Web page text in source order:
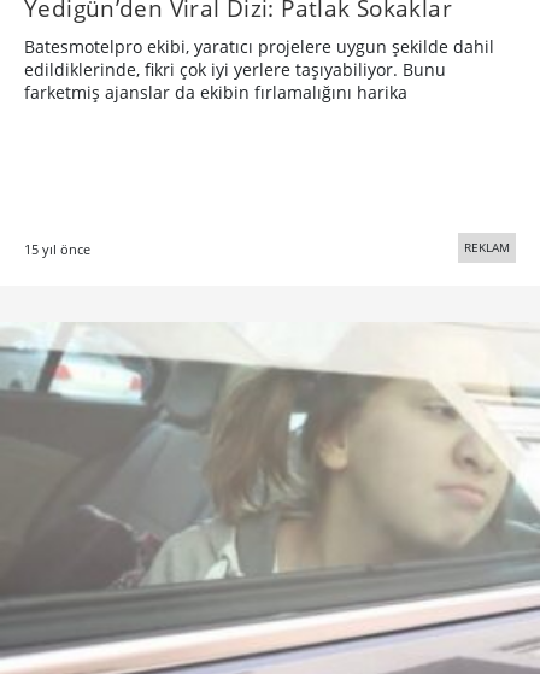
Yedigün’den Viral Dizi: Patlak Sokaklar
Batesmotelpro ekibi, yaratıcı projelere uygun şekilde dahil
edildiklerinde, fikri çok iyi yerlere taşıyabiliyor. Bunu
farketmiş ajanslar da ekibin fırlamalığını harika
15 yıl önce REKLAM